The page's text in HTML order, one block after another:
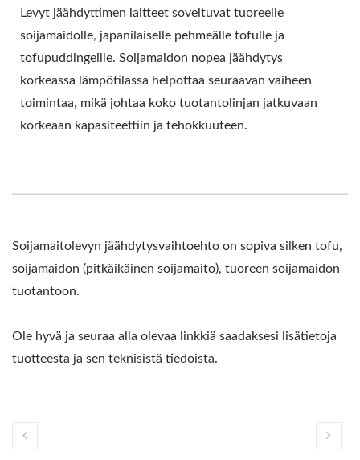
Levyt jäähdyttimen laitteet soveltuvat tuoreelle
soijamaidolle, japanilaiselle pehmeälle tofulle ja
tofupuddingeille. Soijamaidon nopea jäähdytys
korkeassa lämpötilassa helpottaa seuraavan vaiheen
toimintaa, mikä johtaa koko tuotantolinjan jatkuvaan
korkeaan kapasiteettiin ja tehokkuuteen.
Soijamaitolevyn jäähdytysvaihtoehto on sopiva silken tofu,
soijamaidon (pitkäikäinen soijamaito), tuoreen soijamaidon
tuotantoon.
Ole hyvä ja seuraa alla olevaa linkkiä saadaksesi lisätietoja
tuotteesta ja sen teknisistä tiedoista.